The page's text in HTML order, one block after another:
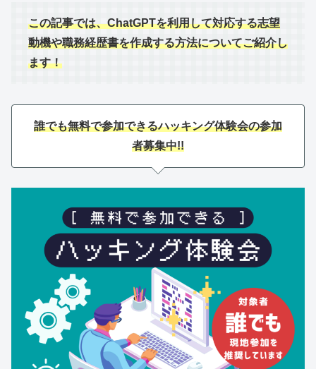
この記事では、ChatGPTを利用して対応する志望
動機や職務経歴書を作成する方法についてご紹介し
ます！
誰でも無料で参加できるハッキング体験会の参加
者募集中!!